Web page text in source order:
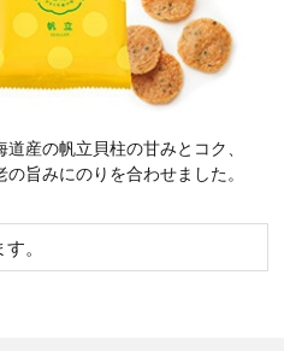
道産の帆立貝柱の甘みとコク、
の旨みにのりを合わせました。
。